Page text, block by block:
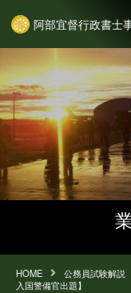
阿部宜督行政書士
HOME 公務員試験解説
入国警備官出題】